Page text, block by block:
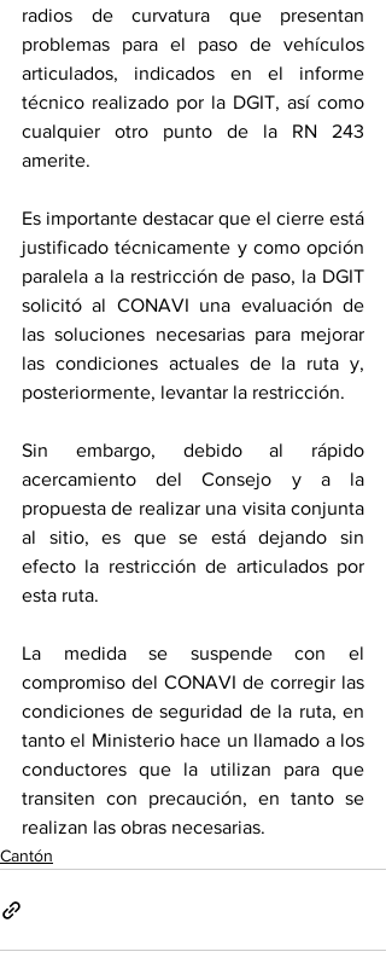
radios de curvatura que presentan
problemas para el paso de vehículos
articulados, indicados en el informe
técnico realizado por la DGIT, así como
cualquier otro punto de la RN 243
amerite.
Es importante destacar que el cierre está
justificado técnicamente y como opción
paralela a la restricción de paso, la DGIT
solicitó al CONAVI una evaluación de
las soluciones necesarias para mejorar
las condiciones actuales de la ruta y,
posteriormente, levantar la restricción.
Sin embargo, debido al rápido
acercamiento del Consejo y a la
propuesta de realizar una visita conjunta
al sitio, es que se está dejando sin
efecto la restricción de articulados por
esta ruta.
La medida se suspende con el
compromiso del CONAVI de corregir las
condiciones de seguridad de la ruta, en
tanto el Ministerio hace un llamado a los
conductores que la utilizan para que
transiten con precaución, en tanto se
realizan las obras necesarias.
Cantón